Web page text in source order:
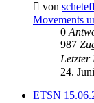
von
Movements
0
987
Letzter
24.
ETSN